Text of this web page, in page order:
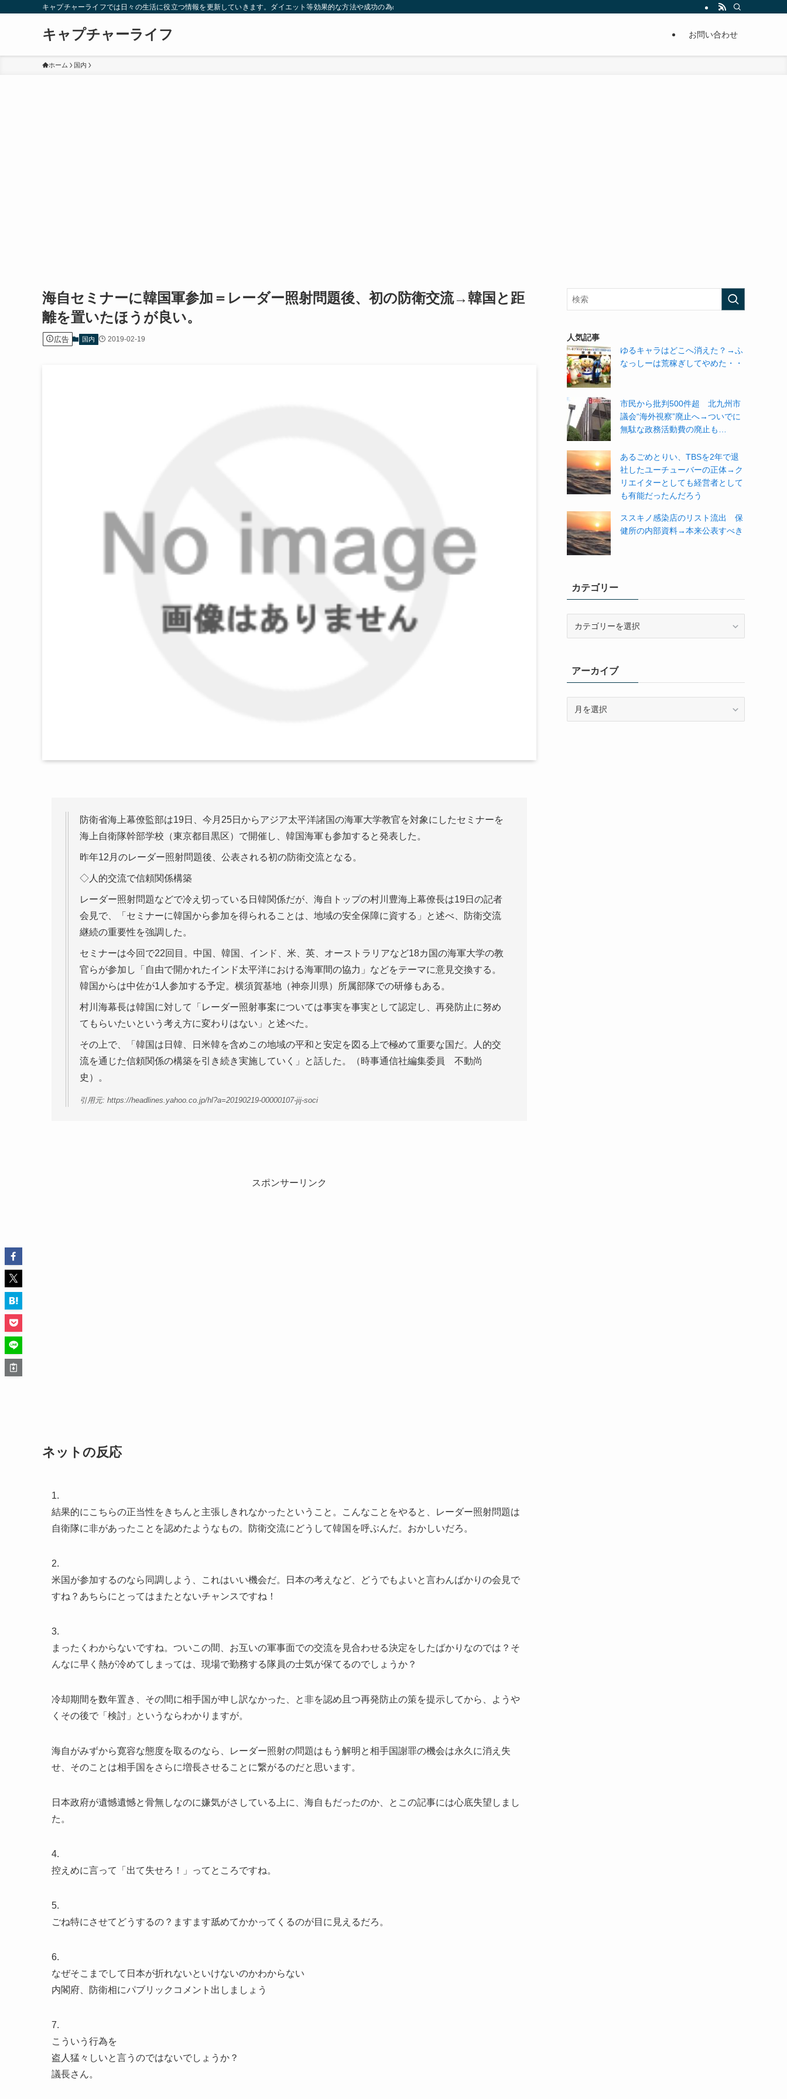
キャプチャーライフでは日々の生活に役立つ情報を更新していきます。ダイエット等効果的な方法や成功の為の秘訣等。太ったり悩んでいる方々が簡単に痩せることが出来るように分かりやすくまとめています。
キャプチャーライフ お問い合わせ
ホーム 国内
海自セミナーに韓国軍参加＝レーダー照射問題後、初の防衛交流→韓国と距
離を置いたほうが良い。
広告 国内 2019-02-19
防衛省海上幕僚監部は19日、今月25日からアジア太平洋諸国の海軍大学教官を対象にしたセミナーを
海上自衛隊幹部学校（東京都目黒区）で開催し、韓国海軍も参加すると発表した。
昨年12月のレーダー照射問題後、公表される初の防衛交流となる。
◇人的交流で信頼関係構築
レーダー照射問題などで冷え切っている日韓関係だが、海自トップの村川豊海上幕僚長は19日の記者
会見で、「セミナーに韓国から参加を得られることは、地域の安全保障に資する」と述べ、防衛交流
継続の重要性を強調した。
セミナーは今回で22回目。中国、韓国、インド、米、英、オーストラリアなど18カ国の海軍大学の教
官らが参加し「自由で開かれたインド太平洋における海軍間の協力」などをテーマに意見交換する。
韓国からは中佐が1人参加する予定。横須賀基地（神奈川県）所属部隊での研修もある。
村川海幕長は韓国に対して「レーダー照射事案については事実を事実として認定し、再発防止に努め
てもらいたいという考え方に変わりはない」と述べた。
その上で、「韓国は日韓、日米韓を含めこの地域の平和と安定を図る上で極めて重要な国だ。人的交
流を通じた信頼関係の構築を引き続き実施していく」と話した。（時事通信社編集委員 不動尚
史）。
引用元: https://headlines.yahoo.co.jp/hl?a=20190219-00000107-jij-soci
スポンサーリンク
ネットの反応
1.
結果的にこちらの正当性をきちんと主張しきれなかったということ。こんなことをやると、レーダー照射問題は
自衛隊に非があったことを認めたようなもの。防衛交流にどうして韓国を呼ぶんだ。おかしいだろ。
2.
米国が参加するのなら同調しよう、これはいい機会だ。日本の考えなど、どうでもよいと言わんばかりの会見で
すね？あちらにとってはまたとないチャンスですね！
3.
まったくわからないですね。ついこの間、お互いの軍事面での交流を見合わせる決定をしたばかりなのでは？そ
んなに早く熱が冷めてしまっては、現場で勤務する隊員の士気が保てるのでしょうか？
冷却期間を数年置き、その間に相手国が申し訳なかった、と非を認め且つ再発防止の策を提示してから、ようや
くその後で「検討」というならわかりますが。
海自がみずから寛容な態度を取るのなら、レーダー照射の問題はもう解明と相手国謝罪の機会は永久に消え失
せ、そのことは相手国をさらに増長させることに繋がるのだと思います。
日本政府が遺憾遺憾と骨無しなのに嫌気がさしている上に、海自もだったのか、とこの記事には心底失望しまし
た。
4.
控えめに言って「出て失せろ！」ってところですね。
5.
ごね特にさせてどうするの？ますます舐めてかかってくるのが目に見えるだろ。
6.
なぜそこまでして日本が折れないといけないのかわからない
内閣府、防衛相にパブリックコメント出しましょう
7.
こういう行為を
盗人猛々しいと言うのではないでしょうか？
議長さん。
人気記事
ゆるキャラはどこへ消えた？→ふ
なっしーは荒稼ぎしてやめた・・
市民から批判500件超 北九州市
議会“海外視察”廃止へ→ついでに
無駄な政務活動費の廃止も…
あるごめとりい、TBSを2年で退
社したユーチューバーの正体→ク
リエイターとしても経営者として
も有能だったんだろう
ススキノ感染店のリスト流出 保
健所の内部資料→本来公表すべき
カテゴリー
ーアーカイブ